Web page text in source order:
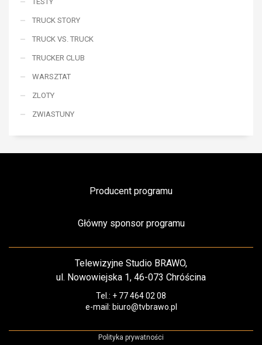
TRUCK STORY
TRUCK VS. TRUCK
TRUCKER CLUB
WARSZTAT
ZLOTY
ZWIASTUNY
Producent programu
Główny sponsor programu
Telewizyjne Studio BRAWO,
ul. Nowowiejska 1, 46-073 Chróścina
Tel.: + 77 464 02 08
e-mail: biuro@tvbrawo.pl
Polityka prywatności